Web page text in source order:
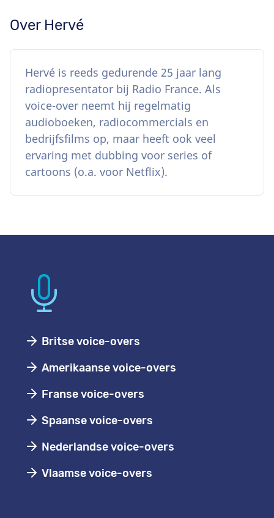
Over Hervé
Hervé is reeds gedurende 25 jaar lang
radiopresentator bij Radio France. Als
voice-over neemt hij regelmatig
audioboeken, radiocommercials en
bedrijfsfilms op, maar heeft ook veel
ervaring met dubbing voor series of
cartoons (o.a. voor Netflix).
Britse voice-overs
Amerikaanse voice-overs
Franse voice-overs
Spaanse voice-overs
Nederlandse voice-overs
Vlaamse voice-overs